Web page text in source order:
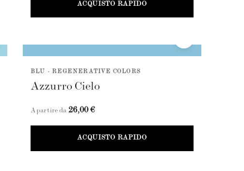
ACQUISTO RAPIDO
BLU - REGENERATIVE COLORS
Azzurro Cielo
A partire da 26,00 €
ACQUISTO RAPIDO